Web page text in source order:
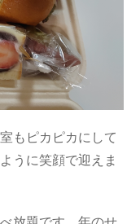
もピカピカにして
うに笑顔で迎えま